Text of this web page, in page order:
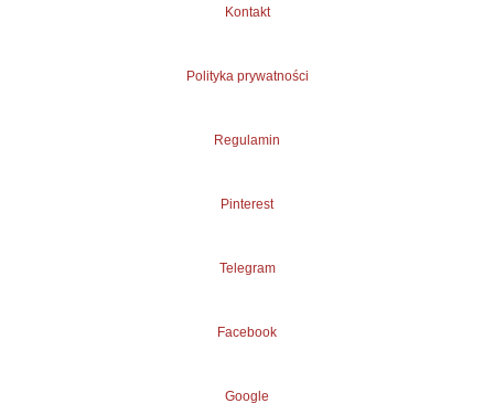
Kontakt
Polityka prywatności
Regulamin
Pinterest
Telegram
Facebook
Google